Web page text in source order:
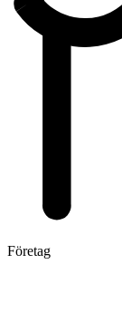
Företag